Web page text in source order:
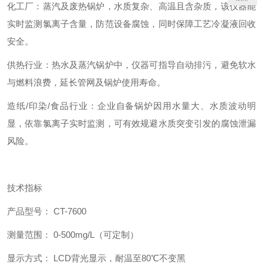
化工厂：蒸汽及废热锅炉，水质复杂、高温且含杂质，该仪器能
实时监测氯离子含量，防范设备腐蚀，同时保障工艺冷凝液回收
安全。
供热行业：热水及蒸汽锅炉中，仪器可指导自动排污，避免软水
与燃料浪费，延长管网及锅炉使用寿命。
造纸/印染/食品行业：企业自备锅炉因用水量大、水质波动明
显，依靠氯离子实时监测，可有效规避水质突变引发的腐蚀泄漏
风险。
技术指标
产品型号： CT-7600
测量范围： 0-500mg/L（可定制）
显示方式： LCD背光显示，耐温至80℃不变黑